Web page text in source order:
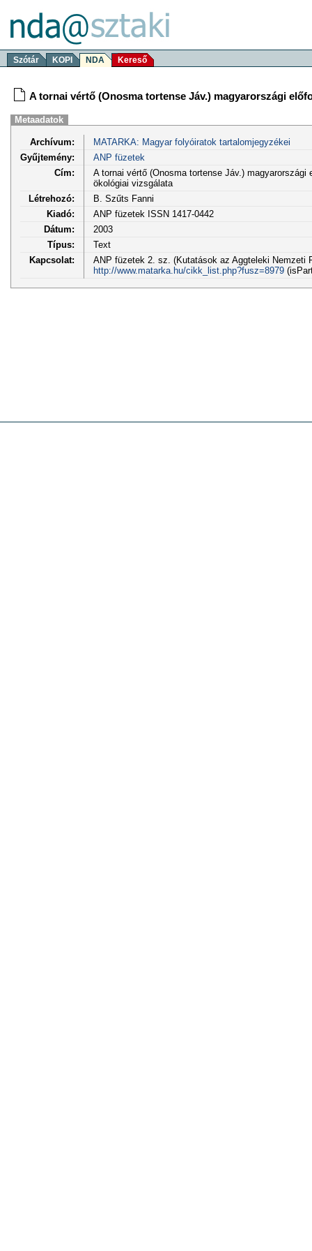
Szótár KOPI NDA Kereső
A tornai vértő (Onosma tortense Jáv.) magyarországi
Metaadatok
Archívum:
MATARKA: Magyar folyóiratok tartalomjegyzékei
Gyűjtemény:
ANP füzetek
Cím:
A tornai vértő (Onosma tortense Jáv.) magyarországi
ökológiai vizsgálata
Létrehozó:
B. Szűts Fanni
Kiadó:
ANP füzetek ISSN 1417-0442
Dátum:
2003
Típus:
Text
Kapcsolat:
ANP füzetek 2. sz. (Kutatások az Aggteleki Nemzeti
http://www.matarka.hu/cikk_list.php?fusz=8979